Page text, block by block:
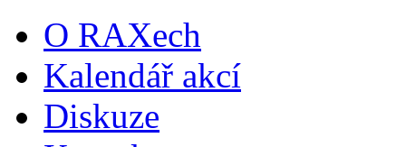
O RAXech
Kalendář akcí
Diskuze